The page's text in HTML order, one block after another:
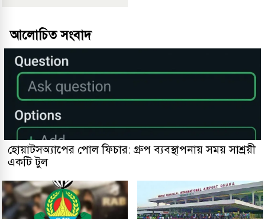
আলোচিত সংবাদ
হোয়াটসঅ্যাপের পোল ফিচার: গ্রুপ ব্যবস্থাপনায় সময় সাশ্রয়ী
একটি টুল